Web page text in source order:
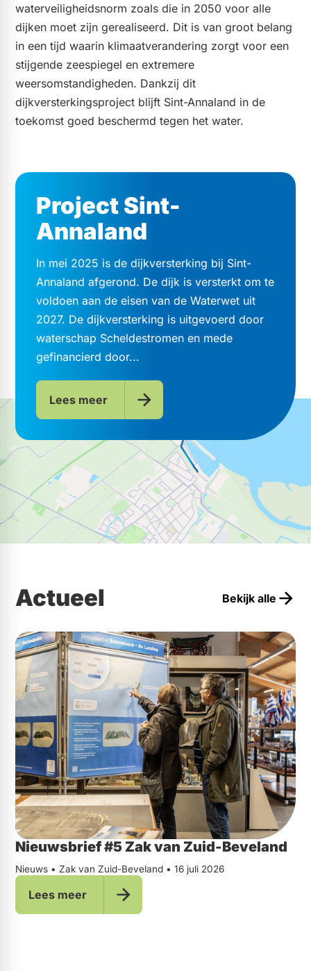
waterveiligheidsnorm zoals die in 2050 voor alle
dijken moet zijn gerealiseerd. Dit is van groot belang
in een tijd waarin klimaatverandering zorgt voor een
stijgende zeespiegel en extremere
weersomstandigheden. Dankzij dit
dijkversterkingsproject blijft Sint-Annaland in de
toekomst goed beschermd tegen het water.
Project Sint-
Annaland
In mei 2025 is de dijkversterking bij Sint-
Annaland afgerond. De dijk is versterkt om te
voldoen aan de eisen van de Waterwet uit
2027. De dijkversterking is uitgevoerd door
waterschap Scheldestromen en mede
gefinancierd door...
Lees meer
Actueel Bekijk alle
Nieuwsbrief #5 Zak van Zuid-Beveland
Nieuws • Zak van Zuid-Beveland • 16 juli 2026
Lees meer